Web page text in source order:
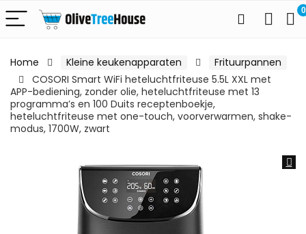
0
Home Kleine keukenapparaten
Frituurpannen
COSORI Smart WiFi heteluchtfriteuse 5.5L XXL met
APP-bediening, zonder olie, heteluchtfriteuse met 13
programma’s en 100 Duits receptenboekje,
heteluchtfriteuse met one-touch, voorverwarmen, shake-
modus, 1700W, zwart